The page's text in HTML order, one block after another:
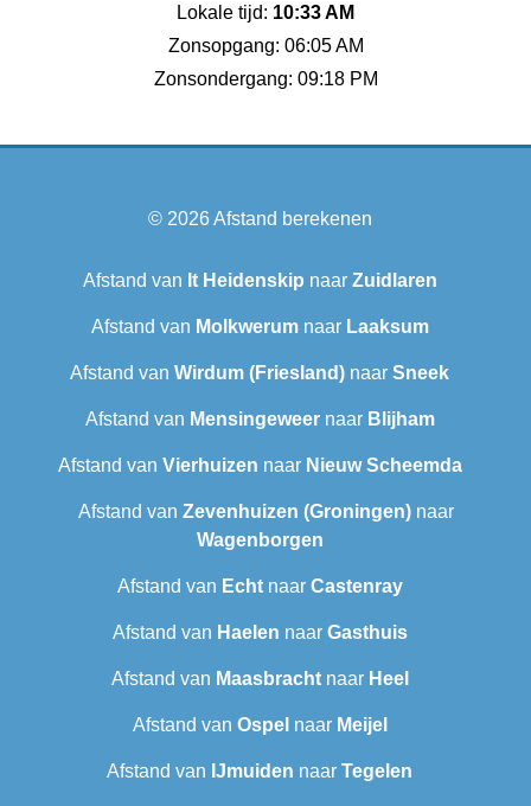
Lokale tijd: 10:33 AM
Zonsopgang: 06:05 AM
Zonsondergang: 09:18 PM
© 2026Afstand berekenen
Afstand van It Heidenskip naar Zuidlaren
Afstand van Molkwerumnaar Laaksum
Afstand van Wirdum (Friesland) naar Sneek‎
Afstand van Mensingeweernaar Blijham
Afstand van Vierhuizen naar Nieuw Scheemda
Afstand van Zevenhuizen (Groningen)naar
Wagenborgen
Afstand van Echtnaar Castenray
Afstand van Haelen naar Gasthuis
Afstand van Maasbrachtnaar Heel
Afstand van Ospel naar Meijel
Afstand van IJmuiden naar Tegelen